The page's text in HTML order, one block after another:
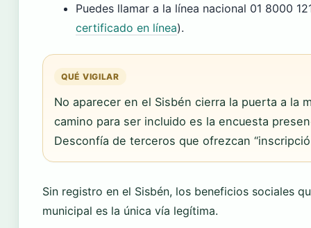
Puedes llamar a la línea nacional 01 8000
certificado en línea).
QUÉ VIGILAR
No aparecer en el Sisbén cierra la puerta a la
camino para ser incluido es la encuesta
Desconfía de terceros que ofrezcan
Sin registro en el Sisbén, los beneficios sociales
municipal es la única vía legítima.